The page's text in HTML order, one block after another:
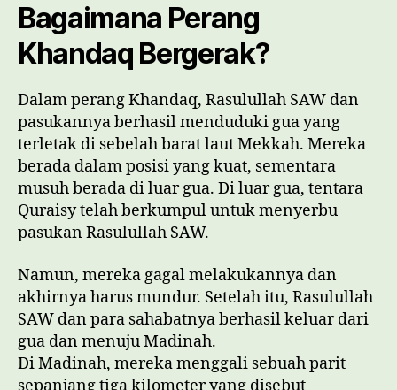
Bagaimana Perang
Khandaq Bergerak?
Dalam perang Khandaq, Rasulullah SAW dan
pasukannya berhasil menduduki gua yang
terletak di sebelah barat laut Mekkah. Mereka
berada dalam posisi yang kuat, sementara
musuh berada di luar gua. Di luar gua, tentara
Quraisy telah berkumpul untuk menyerbu
pasukan Rasulullah SAW.
Namun, mereka gagal melakukannya dan
akhirnya harus mundur. Setelah itu, Rasulullah
SAW dan para sahabatnya berhasil keluar dari
gua dan menuju Madinah.
Di Madinah, mereka menggali sebuah parit
sepanjang tiga kilometer yang disebut